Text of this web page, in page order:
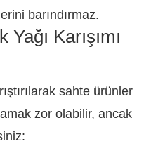
barındırmaz.
Karışımı
sahte ürünler
zor olabilir, ancak